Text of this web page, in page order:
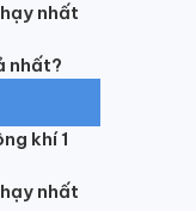
nhất
nhất?
khí 1
nhất